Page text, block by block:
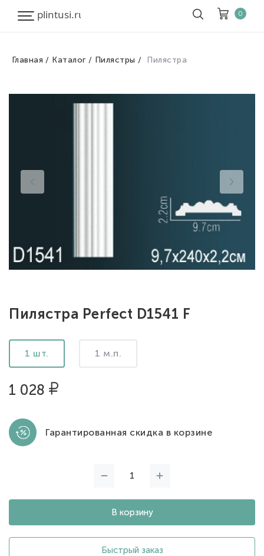
0
Главная Каталог Пилястры Пилястра
Пилястра Perfect D1541 F
1 шт. 1 м.п.
1 028
Гарантированная скидка в корзине
В корзину
Быстрый заказ